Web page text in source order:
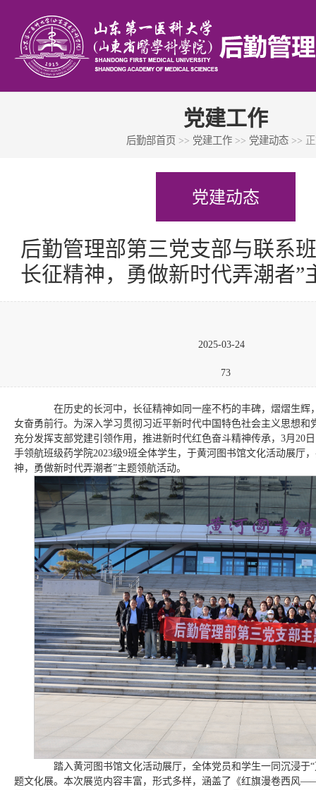
党建工作
后勤部首页 >> 党建工作 >> 党建动态 >>
党建动态
后勤管理部第三党支部与联系
长征精神，勇做新时代弄潮者”
2025-03-24
73
在历史的长河中，长征精神如同一座不朽的丰碑，熠熠生辉
女奋勇前行。为深入学习贯彻习近平新时代中国特色社会主义思想和
充分发挥支部党建引领作用，推进新时代红色奋斗精神传承，3月20
手领航班级药学院2023级9班全体学生，于黄河图书馆文化活动展厅
神，勇做新时代弄潮者”主题领航活动。
踏入黄河图书馆文化活动展厅，全体党员和学生一同沉浸于“
题文化展。本次展览内容丰富，形式多样，涵盖了《红旗漫卷西风